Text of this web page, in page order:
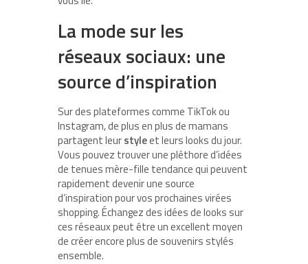
La mode sur les
réseaux sociaux: une
source d’inspiration
Sur des plateformes comme TikTok ou
Instagram, de plus en plus de mamans
partagent leurstyleet leurs looks du jour.
Vous pouvez trouver une pléthore d’idées
de tenues mère-fille tendance qui peuvent
rapidement devenir une source
d’inspiration pour vos prochaines virées
shopping. Échangez des idées de looks sur
ces réseaux peut être un excellent moyen
de créer encore plus de souvenirs stylés
ensemble.